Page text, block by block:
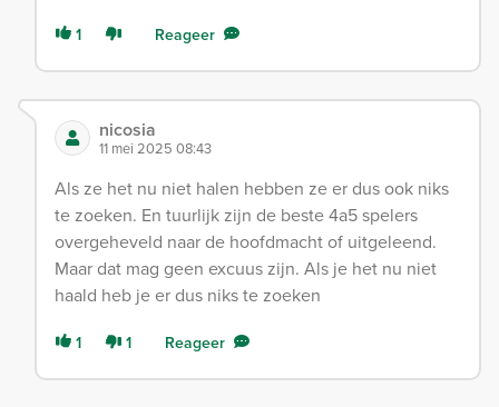
1 Reageer
nicosia
11 mei 2025 08:43
Als ze het nu niet halen hebben ze er dus ook niks
te zoeken. En tuurlijk zijn de beste 4a5 spelers
overgeheveld naar de hoofdmacht of uitgeleend.
Maar dat mag geen excuus zijn. Als je het nu niet
haald heb je er dus niks te zoeken
1 1 Reageer